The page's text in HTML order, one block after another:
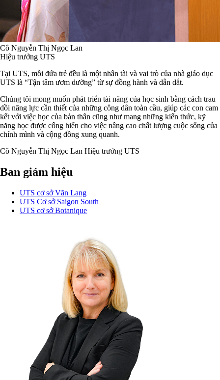
Cô Nguyễn Thị Ngọc Lan
Hiệu trưởng UTS
Tại UTS, mỗi đứa trẻ đều là một nhân tài và vai trò của nhà giáo dục
UTS là “Tận tâm ươm dưỡng” từ sự đồng hành và dẫn dắt.
Chúng tôi mong muốn phát triển tài năng của học sinh bằng cách trau
dồi năng lực cần thiết của những công dân toàn cầu, giúp các con cam
kết với việc học của bản thân cũng như mang những kiến thức, kỹ
năng học được cống hiến cho việc nâng cao chất lượng cuộc sống của
chính mình và cộng đồng xung quanh.
Cô Nguyễn Thị Ngọc Lan Hiệu trưởng UTS
Ban giám hiệu
UTS cơ sở Văn Lang
UTS Cơ sở Saigon South
UTS cơ sở Botanique